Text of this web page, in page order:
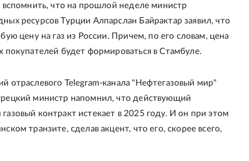
вспомнить, что на прошлой неделе министр
ресурсов Турции Алпарслан Байрактар заявил, что
цену на газ из России. Причем, по его словам, цена
покупателей будет формироваться в Стамбуле.
отраслевого Telegram-канала "Нефтегазовый мир"
министр напомнил, что действующий
контракт истекает в 2025 году. И он при этом
транзите, сделав акцент, что его, скорее всего,